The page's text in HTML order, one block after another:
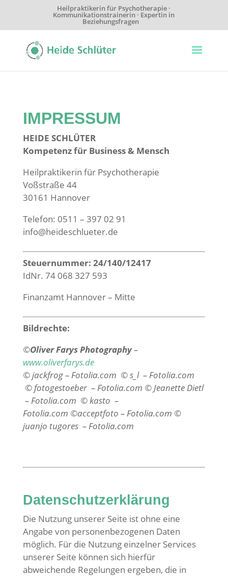
Heilpraktikerin für Psychotherapie ·
Kommunikationstrainerin · Expertin in
Beziehungsfragen
IMPRESSUM
HEIDE SCHLÜTER
Kompetenz für Business & Mensch
Heilpraktikerin für Psychotherapie
Voßstraße 44
30161 Hannover
Telefon: 0511 – 397 02 91
info@heideschlueter.de
Steuernummer: 24/140/12417
IdNr. 74 068 327 593
Finanzamt Hannover – Mitte
Bildrechte:
©Oliver Farys Photography–
www.oliverfarys.de
© jackfrog – Fotolia.com ©s_l – Fotolia.com
©fotogestoeber – Fotolia.com ©Jeanette Dietl
– Fotolia.com ©kasto –
Fotolia.com ©acceptfoto – Fotolia.com ©
juanjo tugores – Fotolia.com
Datenschutzerklärung
Die Nutzung unserer Seite ist ohne eine
Angabe von personenbezogenen Daten
möglich. Für die Nutzung einzelner Services
unserer Seite können sich hierfür
abweichende Regelungen ergeben, die in